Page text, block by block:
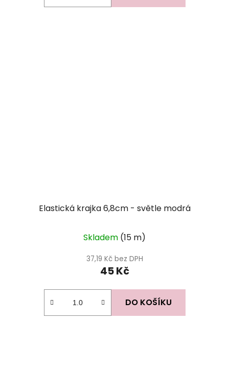
Elastická krajka 6,8cm - světle modrá
Skladem (15 m)
37,19 Kč bez DPH
45 Kč
DO KOŠÍKU